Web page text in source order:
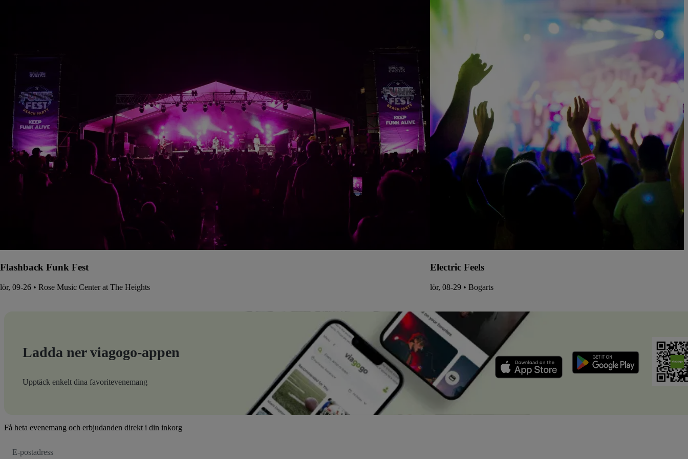
Flashback Funk Fest
lör, 09-26 • Rose Music Center at The Heights
Electric Feels
lör, 08-29 • Bogarts
Ladda ner viagogo-appen
Upptäck enkelt dina favoritevenemang
Få heta evenemang och erbjudanden direkt i din inkorg
postadress